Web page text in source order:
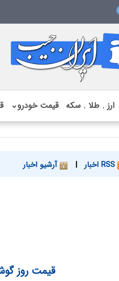
ارز . طلا . سکه قیمت خودرو⌄
| آرشیو اخبار
قیمت روز گوشی